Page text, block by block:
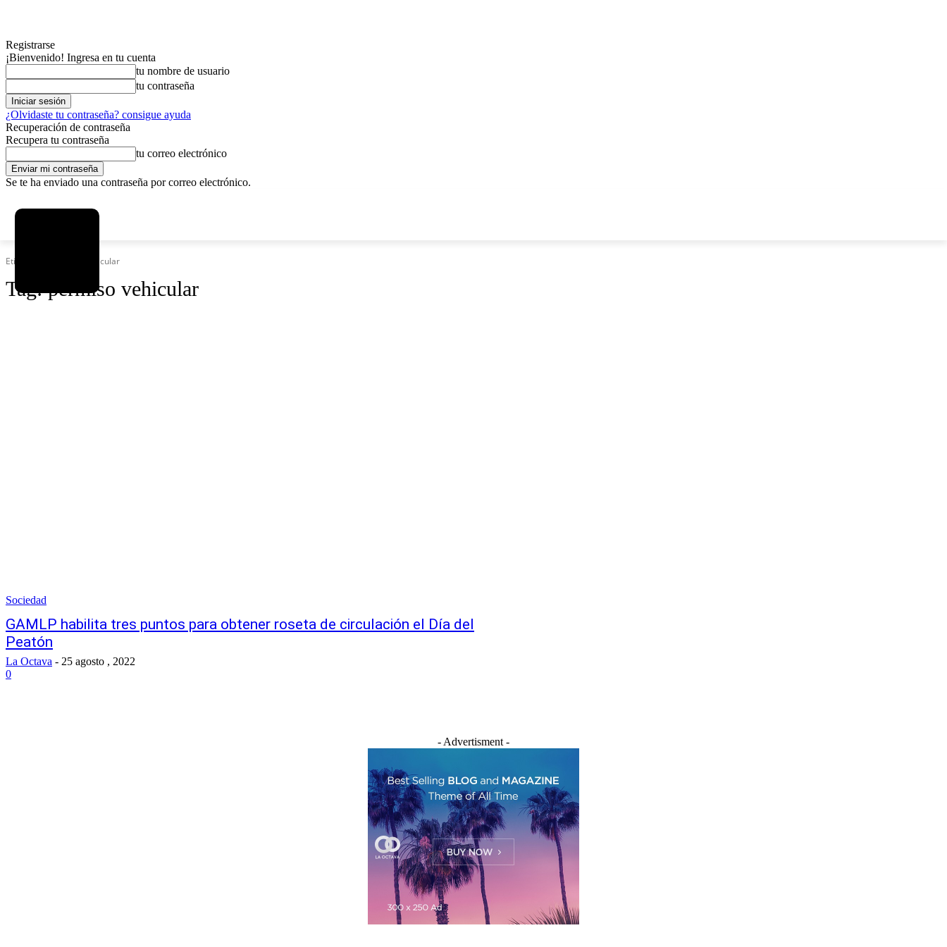
Registrarse
¡Bienvenido! Ingresa en tu cuenta
tu nombre de usuario
tu contraseña
¿Olvidaste tu contraseña? consigue ayuda
Recuperación de contraseña
Recupera tu contraseña
tu correo electrónico
Se te ha enviado una contraseña por correo electrónico.
Etiquetas Permiso vehicular
Tag:permiso vehicular
Sociedad
GAMLP habilita tres puntos para obtener roseta de circulación el Día del
Peatón
La Octava - 25 agosto , 2022
0
- Advertisment -